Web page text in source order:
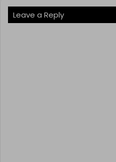
Leave a Reply